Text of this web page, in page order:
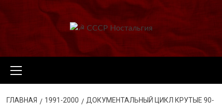
меню
ГЛАВНАЯ 1991-2000
ДОКУМЕНТАЛЬНЫЙ ЦИКЛ КРУТЫЕ 90-